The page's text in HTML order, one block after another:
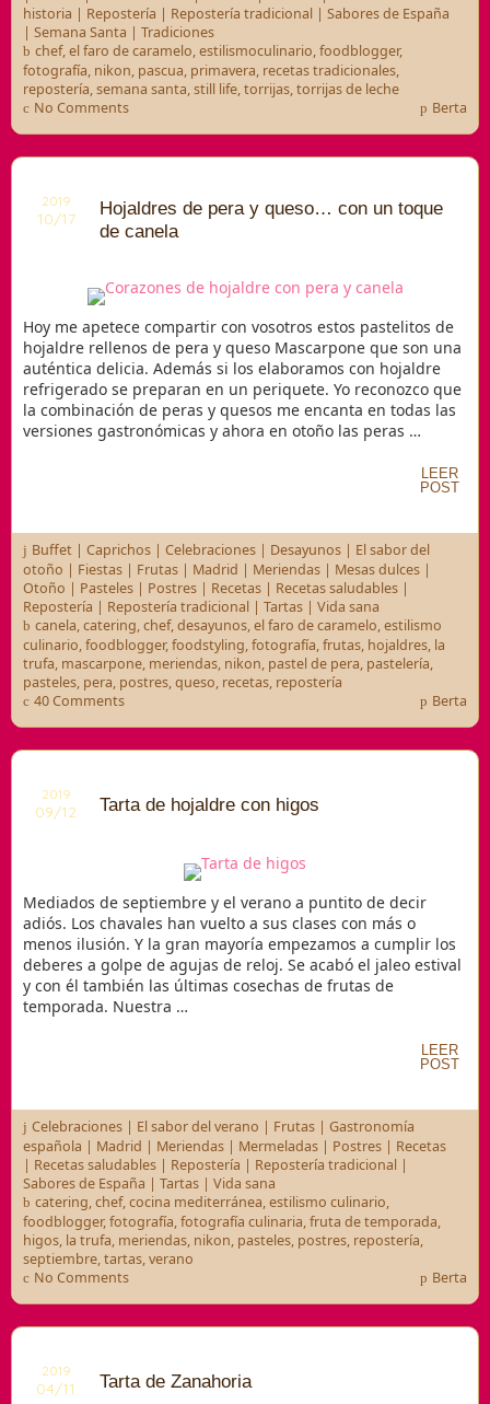
historia | Repostería | Repostería tradicional | Sabores de España
| Semana Santa | Tradiciones
chef,el faro de caramelo,estilismoculinario,foodblogger,
fotografía, nikon, pascua, primavera, recetas tradicionales,
repostería,semana santa,still life,torrijas,torrijas de leche
No Comments
Berta
2019
10/17
Hojaldres de pera y queso… con un toque
de canela
Hoy me apetece compartir con vosotros estos pastelitos de
hojaldre rellenos de pera y queso Mascarpone que son una
auténtica delicia. Además si los elaboramos con hojaldre
refrigerado se preparan en un periquete. Yo reconozco que
la combinación de peras y quesos me encanta en todas las
versiones gastronómicas y ahora en otoño las peras …
LEER
POST
Buffet| Caprichos| Celebraciones| Desayunos| El sabor del
otoño | Fiestas | Frutas | Madrid | Meriendas | Mesas dulces |
Otoño | Pasteles | Postres | Recetas | Recetas saludables |
Repostería | Repostería tradicional | Tartas | Vida sana
canela,catering,chef,desayunos,el faro de caramelo,estilismo
culinario,foodblogger,foodstyling,fotografía,frutas, hojaldres, la
trufa, mascarpone, meriendas, nikon, pastel de pera, pastelería,
pasteles, pera, postres,queso, recetas, repostería
40 Comments
Berta
2019
09/12 Tarta de hojaldre con higos
Mediados de septiembre y el verano a puntito de decir
adiós. Los chavales han vuelto a sus clases con más o
menos ilusión. Y la gran mayoría empezamos a cumplir los
deberes a golpe de agujas de reloj. Se acabó el jaleo estival
y con él también las últimas cosechas de frutas de
temporada. Nuestra …
LEER
POST
Celebraciones| El sabor del verano | Frutas| Gastronomía
española | Madrid | Meriendas | Mermeladas | Postres | Recetas
| Recetas saludables | Repostería | Repostería tradicional |
Sabores de España | Tartas | Vida sana
catering,chef,cocina mediterránea,estilismo culinario,
foodblogger,fotografía,fotografía culinaria,fruta de temporada,
higos, la trufa, meriendas, nikon, pasteles, postres, repostería,
septiembre,tartas,verano
No Comments
Berta
2019
04/11 Tarta de Zanahoria